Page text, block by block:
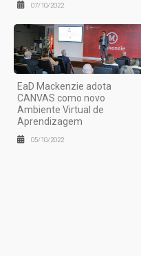
07/10/2022
EaD Mackenzie adota
CANVAS como novo
Ambiente Virtual de
Aprendizagem
05/10/2022